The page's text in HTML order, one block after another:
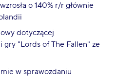
o 140% r/r głównie
dotyczącej
"Lords of The Fallen" ze
w sprawozdaniu